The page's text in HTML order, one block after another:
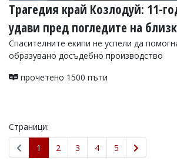
Трагедия край Козлодуй: 11-
удави пред погледите на
Спасителните екипи не успели да
образувано досъдебно производство
прочетено 1500 пъти
Страници:
1
2 3 4 5